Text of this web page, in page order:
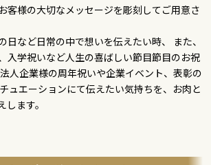
客様の大切なメッセージを彫刻してご用意さ
日など日常の中で想いを伝えたい時、 また、
入学祝いなど人生の喜ばしい節目節目のお祝
人企業様の周年祝いや企業イベント、表彰の
ュエーションにて伝えたい気持ちを、お肉と
ます。